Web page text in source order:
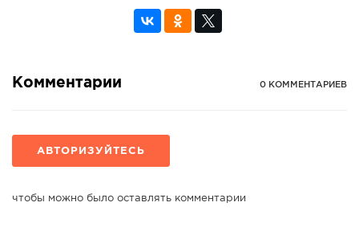
Комментарии 0 КОММЕНТАРИЕВ
АВТОРИЗУЙТЕСЬ
чтобы можно было оставлять комментарии